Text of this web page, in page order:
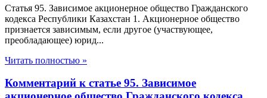
Статья 95. Зависимое акционерное общество Гражданского
кодекса Республики Казахстан 1. Акционерное общество
признается зависимым, если другое (участвующее,
преобладающее) юрид...
Читать полностью »
Комментарий к статье 95. Зависимое